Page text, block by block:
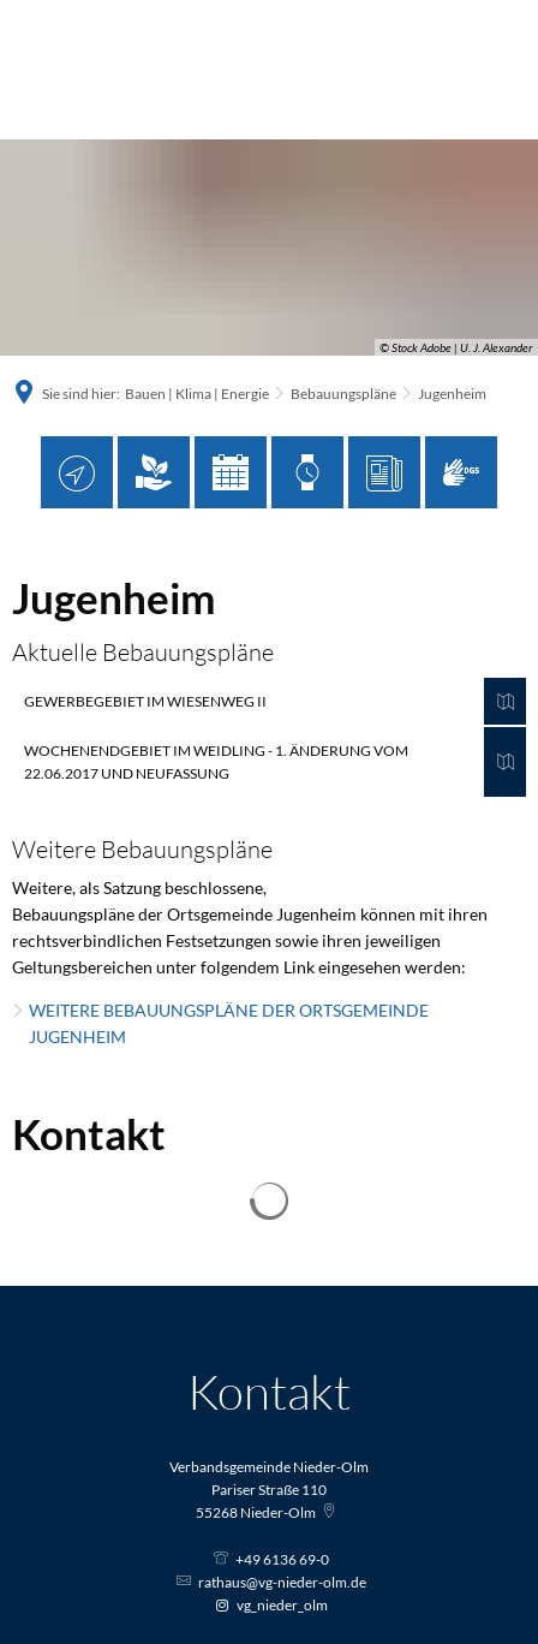
© Stock Adobe | U. J. Alexander
Sie sind hier: Bauen | Klima | Energie Bebauungspläne Jugenheim
Jugenheim
Jugenheim
Aktuelle Bebauungspläne
GEWERBEGEBIET IM WIESENWEG II
WOCHENENDGEBIET IM WEIDLING - 1. ÄNDERUNG VOM
22.06.2017 UND NEUFASSUNG
Weitere Bebauungspläne
Weitere, als Satzung beschlossene,
Bebauungspläne der Ortsgemeinde Jugenheim können mit ihren
rechtsverbindlichen Festsetzungen sowie ihren jeweiligen
Geltungsbereichen unter folgendem Link eingesehen werden:
WEITERE BEBAUUNGSPLÄNE DER ORTSGEMEINDE
JUGENHEIM
Kontakt
Kontakt
Verbandsgemeinde Nieder-Olm
Pariser Straße 110
55268 Nieder-Olm
+49 6136 69-0
rathaus@vg-nieder-olm.de
vg_nieder_olm